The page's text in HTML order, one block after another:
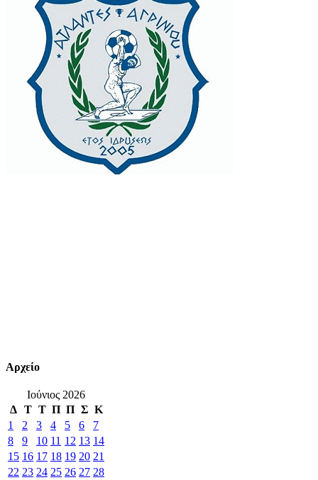
Αρχείο
Ιούνιος 2026
Δ Τ Τ Π Π Σ Κ
1
2 3 4 5 6
7
8
9 10 11 12 13 14
15 16 17 18 19 20 21
22 23 24 25 26 27 28